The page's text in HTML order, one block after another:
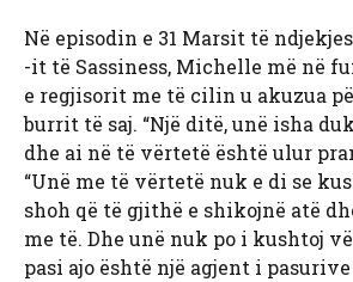
Në episodin e 31 Marsit të
-it të Sassiness, Michelle më në
e regjisorit me të cilin u akuzua
burrit të saj. “Një ditë, unë isha
dhe ai në të vërtetë është ulur
“Unë me të vërtetë nuk e di se
shoh që të gjithë e shikojnë atë
me të. Dhe unë nuk po i kushtoj
pasi ajo është një agjent i